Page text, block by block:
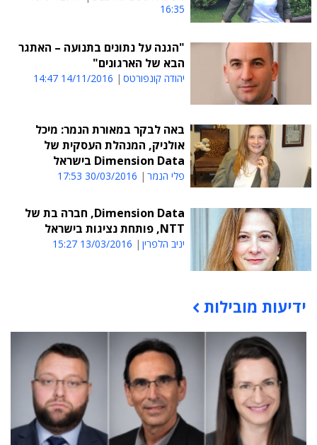
16:35
"הגנה על נתונים בתנועה – האתגר
הבא של הארגונים"
יהודה קונפורטס 14/11/2016 14:47
באה לבקר במאורת הנמר: מיכל
אולניק, המנהלת העסקית של
Dimension Data בישראל
פלי הנמר 30/03/2016 17:53
Dimension Data, חברה בת של
NTT, פותחת נציגות בישראל
יניב הלפרין 13/03/2016 15:27
תוכן פרסומי
ידיעות מובילות